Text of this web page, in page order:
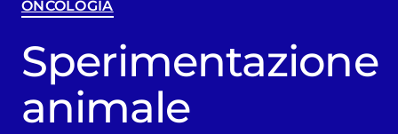
ONCOLOGIA
Sperimentazione
animale